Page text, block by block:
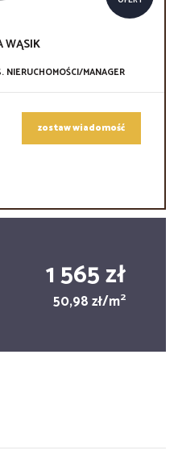
WĄSIK
NIERUCHOMOŚCI/MANAGER
zostaw wiadomość
1 565 zł
50,98 zł/m2